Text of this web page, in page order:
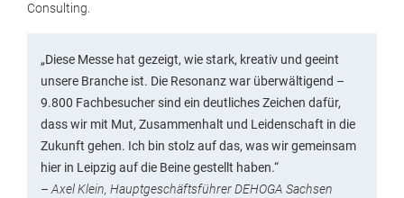
Consulting.
„Diese Messe hat gezeigt, wie stark, kreativ und geeint
unsere Branche ist. Die Resonanz war überwältigend –
9.800 Fachbesucher sind ein deutliches Zeichen dafür,
dass wir mit Mut, Zusammenhalt und Leidenschaft in die
Zukunft gehen. Ich bin stolz auf das, was wir gemeinsam
hier in Leipzig auf die Beine gestellt haben.“
– Axel Klein, Hauptgeschäftsführer DEHOGA Sachsen